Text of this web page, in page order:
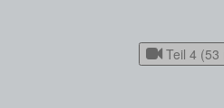
Teil 4 (53